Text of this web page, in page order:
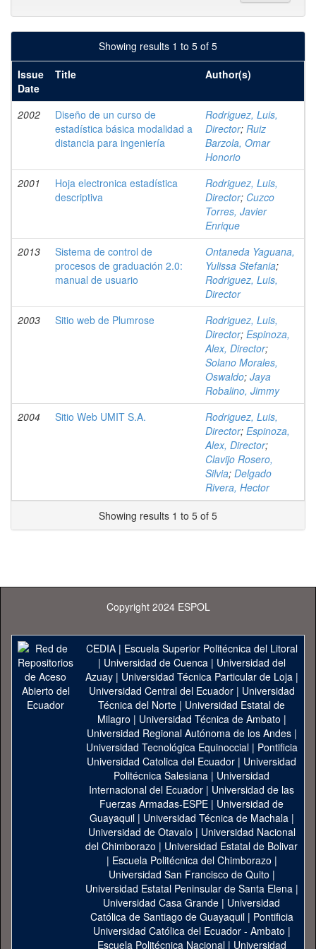
Showing results 1 to 5 of 5
Issue
Date
Title Author(s)
2002
Diseño de un curso de
estadística básica modalidad a
distancia para ingeniería
Rodriguez, Luis,
Director; Ruiz
Barzola, Omar
Honorio
2001
Hoja electronica estadística
descriptiva
Rodriguez, Luis,
Director; Cuzco
Torres, Javier
Enrique
2013
Sistema de control de
procesos de graduación 2.0:
manual de usuario
Ontaneda Yaguana,
Yulissa Stefania;
Rodriguez, Luis,
Director
2003
Sitio web de Plumrose
Rodriguez, Luis,
Director; Espinoza,
Alex, Director;
Solano Morales,
Oswaldo; Jaya
Robalino, Jimmy
2004
Sitio Web UMIT S.A.
Rodriguez, Luis,
Director; Espinoza,
Alex, Director;
Clavijo Rosero,
Silvia; Delgado
Rivera, Hector
Showing results 1 to 5 of 5
Copyright 2024 ESPOL
CEDIA| Escuela Superior Politécnica del Litoral
| Universidad de Cuenca| Universidad del
Azuay| Universidad Técnica Particular de Loja|
Universidad Central del Ecuador| Universidad
Técnica del Norte | Universidad Estatal de
Milagro | Universidad Técnica de Ambato |
Universidad Regional Autónoma de los Andes|
Universidad Tecnológica Equinoccial| Pontificia
Universidad Catolica del Ecuador | Universidad
Politécnica Salesiana | Universidad
Internacional del Ecuador | Universidad de las
Fuerzas Armadas-ESPE | Universidad de
Guayaquil| Universidad Técnica de Machala|
Universidad de Otavalo | Universidad Nacional
del Chimborazo | Universidad Estatal de Bolivar
| Escuela Politécnica del Chimborazo |
Universidad San Francisco de Quito |
Universidad Estatal Peninsular de Santa Elena|
Universidad Casa Grande | Universidad
Católica de Santiago de Guayaquil| Pontificia
Universidad Católica del Ecuador - Ambato |
Escuela Politécnica Nacional| Universidad